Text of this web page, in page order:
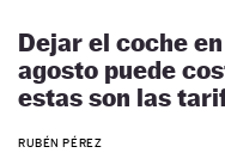
Dejar el coche
agosto puede
estas son las
RUBÉN PÉREZ